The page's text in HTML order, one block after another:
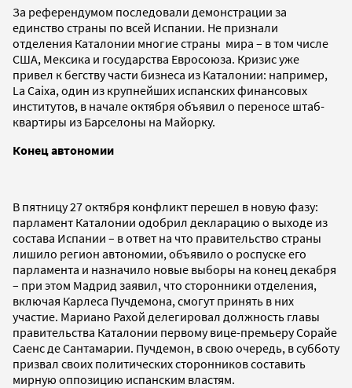
За референдумом последовали демонстрации за
единство страны по всей Испании. Не признали
отделения Каталонии многие страны мира – в том числе
США, Мексика и государства Евросоюза. Кризис уже
привел к бегству части бизнеса из Каталонии: например,
La Caixa, один из крупнейших испанских финансовых
институтов, в начале октября объявил о переносе штаб-
квартиры из Барселоны на Майорку.
Конец автономии
В пятницу 27 октября конфликт перешел в новую фазу:
парламент Каталонии одобрил декларацию о выходе из
состава Испании – в ответ на что правительство страны
лишило регион автономии, объявило о роспуске его
парламента и назначило новые выборы на конец декабря
– при этом Мадрид заявил, что сторонники отделения,
включая Карлеса Пучдемона, смогут принять в них
участие. Мариано Рахой делегировал должность главы
правительства Каталонии первому вице-премьеру Сорайе
Саенс де Сантамарии. Пучдемон, в свою очередь, в субботу
призвал своих политических сторонников составить
мирную оппозицию испанским властям.